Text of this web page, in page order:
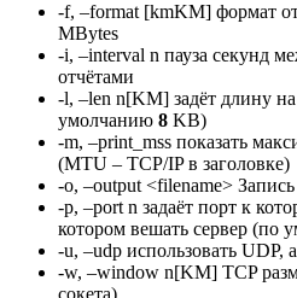
-f, –format [kmKM] формат
MBytes
-i, –interval n пауза секунд
отчётами
-l, –len n[KM] задёт длину
умолчанию 8 KB)
-m, –print_mss показать
(MTU – TCP/IP в заголовке)
-o, –output <filename>
-p, –port n задаёт порт к
котором вешать сервер (по
-u, –udp использовать UDP,
-w, –window n[KM] TCP